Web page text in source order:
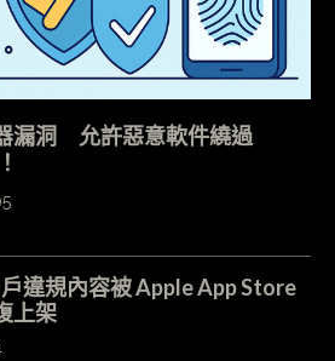
漏洞 允許惡意軟件繞過
違規內容被 Apple App Store
上架